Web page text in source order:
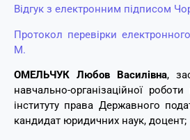
Відгук з електронним підписом
Протокол перевірки
М.
ОМЕЛЬЧУК Любов Василівна,
навчально-організаційної
інституту права Державного
кандидат юридичних наук, доцент;